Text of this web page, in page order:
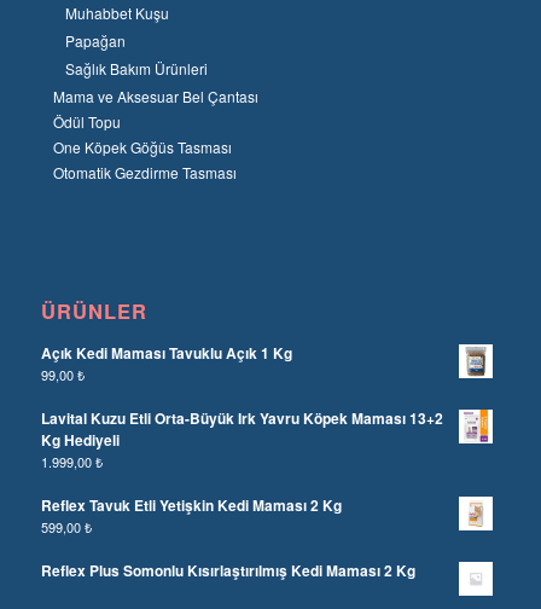
Muhabbet Kuşu
Papağan
Sağlık Bakım Ürünleri
Mama ve Aksesuar Bel Çantası
Ödül Topu
One Köpek Göğüs Tasması
Otomatik Gezdirme Tasması
ÜRÜNLER
Açık Kedi Maması Tavuklu Açık 1 Kg
99,00₺
Lavital Kuzu Etli Orta-Büyük Irk Yavru Köpek Maması 13+2
Kg Hediyeli
1.999,00₺
Reflex Tavuk Etli Yetişkin Kedi Maması 2 Kg
599,00₺
Reflex Plus Somonlu Kısırlaştırılmış Kedi Maması 2 Kg